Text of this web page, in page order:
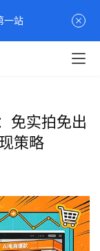
免实拍免出
策略
一站